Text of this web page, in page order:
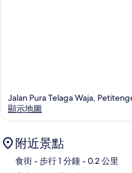
Jalan Pura Telaga Waja,
顯示地圖
附近景點
食街- 步行 1 分鐘- 0.2 公里